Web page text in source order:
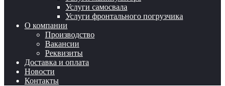
Услуги самосвала
Услуги фронтального погрузчика
О компании
Производство
Вакансии
Реквизиты
Доставка и оплата
Новости
Контакты